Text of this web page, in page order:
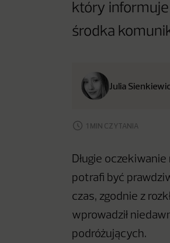
który
środka
Julia
1 MIN CZYTANIA
Długie
potrafi być
czas, zgodnie z
wprowadził
podróżujących.